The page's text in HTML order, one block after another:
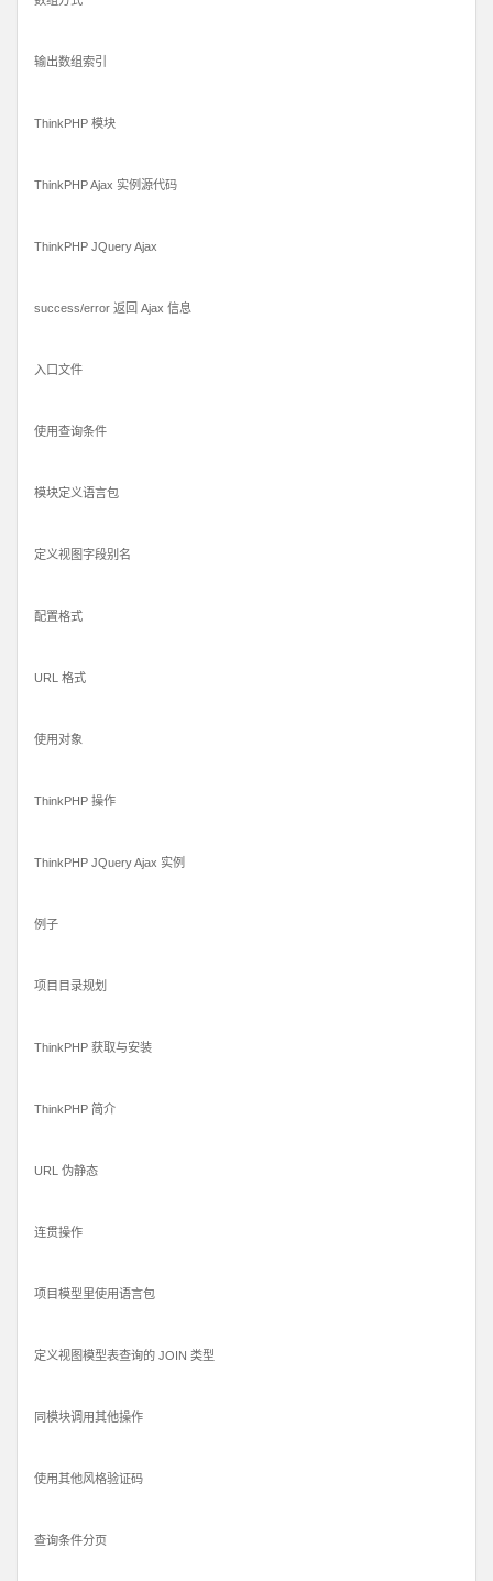
输出数组索引
ThinkPHP 模块
ThinkPHP Ajax 实例源代码
ThinkPHP JQuery Ajax
success/error 返回 Ajax 信息
入口文件
使用查询条件
模块定义语言包
定义视图字段别名
配置格式
URL 格式
使用对象
ThinkPHP 操作
ThinkPHP JQuery Ajax 实例
例子
项目目录规划
ThinkPHP 获取与安装
ThinkPHP 简介
URL 伪静态
连贯操作
项目模型里使用语言包
定义视图模型表查询的 JOIN 类型
同模块调用其他操作
使用其他风格验证码
查询条件分页